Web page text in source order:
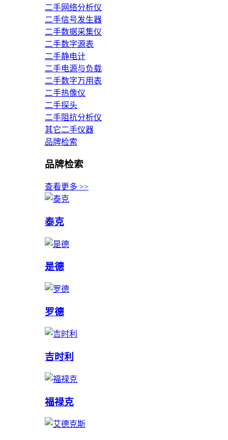
二手网络分析仪
二手信号发生器
二手数据采集仪
二手数字源表
二手静电计
二手电源与负载
二手数字万用表
二手热像仪
二手探头
二手阻抗分析仪
其它二手仪器
品牌检索
品牌检索
查看更多 >>
泰克
是德
罗德
吉时利
福禄克